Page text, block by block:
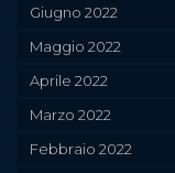
Giugno 2022
Maggio 2022
Aprile 2022
Marzo 2022
Febbraio 2022